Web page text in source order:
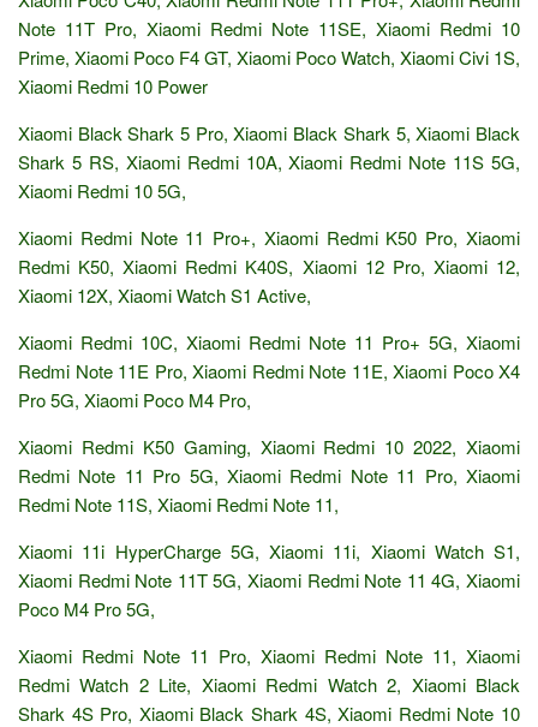
Note 11T Pro, Xiaomi Redmi Note 11SE, Xiaomi Redmi 10
Prime, Xiaomi Poco F4 GT, Xiaomi Poco Watch, Xiaomi Civi 1S,
Xiaomi Redmi 10 Power
Xiaomi Black Shark 5 Pro, Xiaomi Black Shark 5, Xiaomi Black
Shark 5 RS, Xiaomi Redmi 10A, Xiaomi Redmi Note 11S 5G,
Xiaomi Redmi 10 5G,
Xiaomi Redmi Note 11 Pro+, Xiaomi Redmi K50 Pro, Xiaomi
Redmi K50, Xiaomi Redmi K40S, Xiaomi 12 Pro, Xiaomi 12,
Xiaomi 12X, Xiaomi Watch S1 Active,
Xiaomi Redmi 10C, Xiaomi Redmi Note 11 Pro+ 5G, Xiaomi
Redmi Note 11E Pro, Xiaomi Redmi Note 11E, Xiaomi Poco X4
Pro 5G, Xiaomi Poco M4 Pro,
Xiaomi Redmi K50 Gaming, Xiaomi Redmi 10 2022, Xiaomi
Redmi Note 11 Pro 5G, Xiaomi Redmi Note 11 Pro, Xiaomi
Redmi Note 11S, Xiaomi Redmi Note 11,
Xiaomi 11i HyperCharge 5G, Xiaomi 11i, Xiaomi Watch S1,
Xiaomi Redmi Note 11T 5G, Xiaomi Redmi Note 11 4G, Xiaomi
Poco M4 Pro 5G,
Xiaomi Redmi Note 11 Pro, Xiaomi Redmi Note 11, Xiaomi
Redmi Watch 2 Lite, Xiaomi Redmi Watch 2, Xiaomi Black
Shark 4S Pro, Xiaomi Black Shark 4S, Xiaomi Redmi Note 10